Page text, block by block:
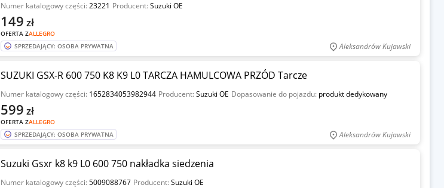
Numer katalogowy części:23221 Producent:Suzuki OE
OFERTA ZALLEGRO
149 zł
SPRZEDAJĄCY: OSOBA PRYWATNA Aleksandrów Kujawski
SUZUKI GSX-R 600 750 K8 K9 L0 TARCZA HAMULCOWA PRZÓD Tarcze
Numer katalogowy części: 1652834053982944 Producent:Suzuki OE Dopasowanie do pojazdu: produkt dedykowany
OFERTA ZALLEGRO
599 zł
SPRZEDAJĄCY: OSOBA PRYWATNA Aleksandrów Kujawski
Suzuki Gsxr k8 k9 L0 600 750 nakładka siedzenia
Numer katalogowy części:5009088767 Producent:Suzuki OE